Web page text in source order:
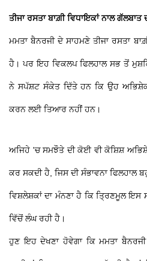
ਤੀਜਾ ਰਸਤਾ ਬਾਗ਼ੀ ਵਿਧਾਇਕਾਂ ਨਾਲ ਗੱਲਬਾਤ
ਮਮਤਾ ਬੈਨਰਜੀ ਦੇ ਸਾਹਮਣੇ ਤੀਜਾ ਰਸਤਾ
ਹੈ। ਪਰ ਇਹ ਵਿਕਲਪ ਫਿਲਹਾਲ ਸਭ ਤੋਂ
ਨੇ ਸਪੱਸ਼ਟ ਸੰਕੇਤ ਦਿੱਤੇ ਹਨ ਕਿ ਉਹ
ਕਰਨ ਲਈ ਤਿਆਰ ਨਹੀਂ ਹਨ।
ਅਜਿਹੇ 'ਚ ਸਮਝੌਤੇ ਦੀ ਕੋਈ ਵੀ ਕੋਸ਼ਿਸ਼
ਕਰ ਸਕਦੀ ਹੈ, ਜਿਸ ਦੀ ਸੰਭਾਵਨਾ ਫਿਲਹਾਲ
ਵਿਸ਼ਲੇਸ਼ਕਾਂ ਦਾ ਮੰਨਣਾ ਹੈ ਕਿ ਤ੍ਰਿਣਮੂਲ
ਵਿੱਚੋਂ ਲੰਘ ਰਹੀ ਹੈ।
ਹੁਣ ਇਹ ਦੇਖਣਾ ਹੋਵੇਗਾ ਕਿ ਮਮਤਾ ਬੈਨਰਜੀ